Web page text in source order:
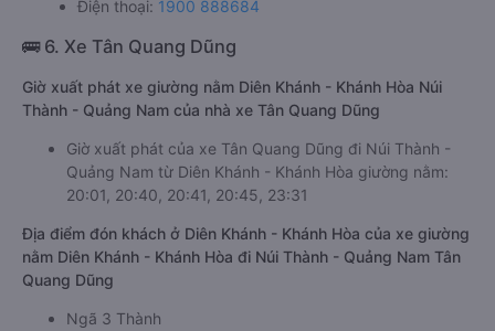
Điện thoại: 1900 888684
🚌 6. Xe Tân Quang Dũng
Giờ xuất phát xe giường nằm Diên Khánh - Khánh Hòa Núi
Thành - Quảng Nam của nhà xe Tân Quang Dũng
Giờ xuất phát của xe Tân Quang Dũng đi Núi Thành -
Quảng Nam từ Diên Khánh - Khánh Hòa giường nằm:
20:01, 20:40, 20:41, 20:45, 23:31
Địa điểm đón khách ở Diên Khánh - Khánh Hòa của xe giường
nằm Diên Khánh - Khánh Hòa đi Núi Thành - Quảng Nam Tân
Quang Dũng
Ngã 3 Thành